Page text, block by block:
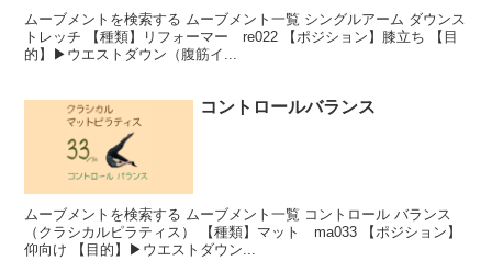
ムーブメントを検索する ムーブメント一覧 シングルアーム ダウンス
トレッチ 【種類】リフォーマー re022 【ポジション】膝立ち 【目
的】▶︎ウエストダウン（腹筋イ...
コントロールバランス
ムーブメントを検索する ムーブメント一覧 コントロール バランス
（クラシカルピラティス） 【種類】マット ma033 【ポジション】
仰向け 【目的】▶︎ウエストダウン...